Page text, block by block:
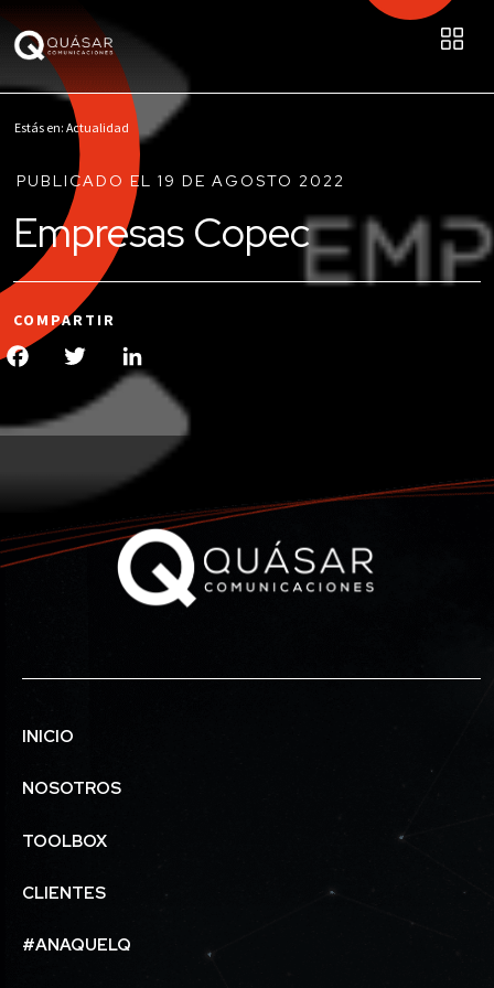
Estás en: Actualidad
PUBLICADO EL 19 DE AGOSTO 2022
Empresas Copec
COMPARTIR
Facebook
Twitter
INICIO
NOSOTROS
TOOLBOX
CLIENTES
#ANAQUELQ